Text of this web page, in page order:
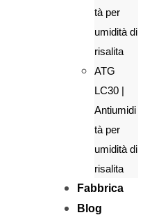
tà per
umidità di
risalita
ATG
LC30 |
Antiumidi
tà per
umidità di
risalita
Fabbrica
Blog